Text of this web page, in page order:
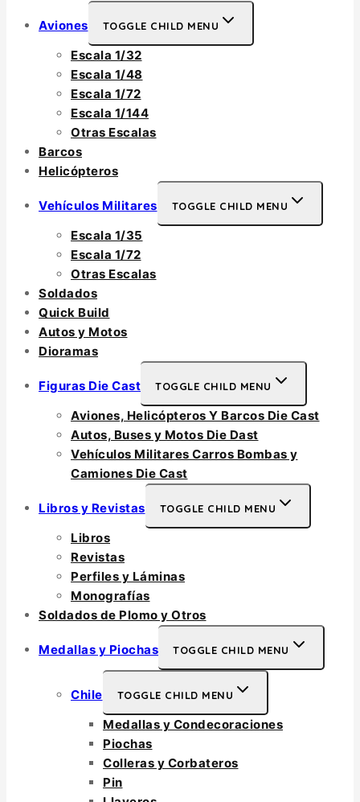
Aviones TOGGLE CHILD MENU
Escala 1/32
Escala 1/48
Escala 1/72
Escala 1/144
Otras Escalas
Barcos
Helicópteros
Vehículos Militares TOGGLE CHILD MENU
Escala 1/35
Escala 1/72
Otras Escalas
Soldados
Quick Build
Autos y Motos
Dioramas
Figuras Die Cast TOGGLE CHILD MENU
Aviones, Helicópteros Y Barcos Die Cast
Autos, Buses y Motos Die Dast
Vehículos Militares Carros Bombas y
Camiones Die Cast
Libros y Revistas TOGGLE CHILD MENU
Libros
Revistas
Perfiles y Láminas
Monografías
Soldados de Plomo y Otros
Medallas y Piochas TOGGLE CHILD MENU
Chile TOGGLE CHILD MENU
Medallas y Condecoraciones
Piochas
Colleras y Corbateros
Pin